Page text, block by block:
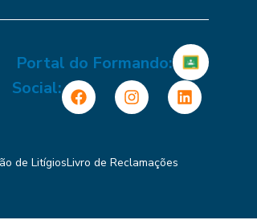
Portal do Formando:
Social:
de LitígiosLivro de Reclamações